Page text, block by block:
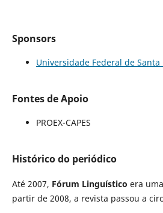
Sponsors
Universidade Federal de Santa
Fontes de Apoio
PROEX-CAPES
Histórico do periódico
Até 2007, Fórum Linguístico era
partir de 2008, a revista passou a